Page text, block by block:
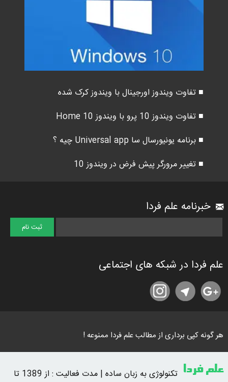
■ تفاوت ویندوز اورجینال با ویندوز کرک شده
■ تفاوت ویندوز 10 پرو با ویندوز 10 Home
■ برنامه یونیورسال سا Universal app چیه ؟
■ تغییر مرورگر پیش فرض در ویندوز 10
خبرنامه علم فردا
علم فردا در شبکه های اجتماعی
هر گونه کپی برداری از مطالب علم فردا ممنوعه !
علم فردا تکنولوژی به زبان ساده | مدت فعالیت : از 1389 تا